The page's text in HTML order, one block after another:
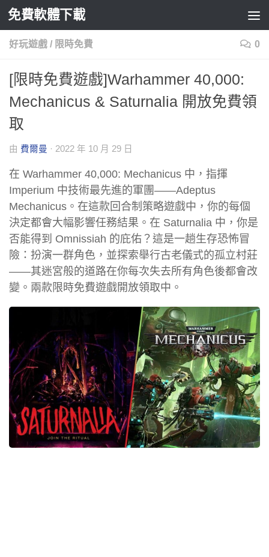
Skip to content
免費軟體下載
好玩遊戲 / 限時免費 0
[限時免費遊戲]Warhammer 40,000:
Mechanicus & Saturnalia 開放免費領
取
由 費爾曼 · 2022 年 10 月 29 日
在 Warhammer 40,000: Mechanicus 中，指揮
Imperium 中技術最先進的軍團——Adeptus
Mechanicus。在這款回合制策略遊戲中，你的每個
決定都會大幅影響任務結果。在 Saturnalia 中，你是
否能得到 Omnissiah 的庇佑？這是一趟生存恐怖冒
險：扮演一群角色，並探索舉行古老儀式的孤立村莊
——其迷宮般的道路在你每次失去所有角色後都會改
變。兩款限時免費遊戲開放領取中。